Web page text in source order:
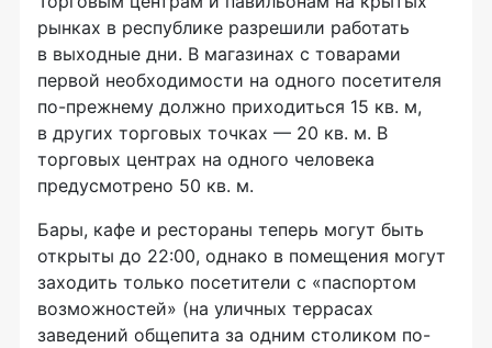
рынках в республике разрешили работать
в выходные дни. В магазинах с товарами
первой необходимости на одного посетителя
по-прежнему должно приходиться 15 кв. м,
в других торговых точках — 20 кв. м. В
торговых центрах на одного человека
предусмотрено 50 кв. м.
Бары, кафе и рестораны теперь могут быть
открыты до 22:00, однако в помещения могут
заходить только посетители с «паспортом
возможностей» (на уличных террасах
заведений общепита за одним столиком по-